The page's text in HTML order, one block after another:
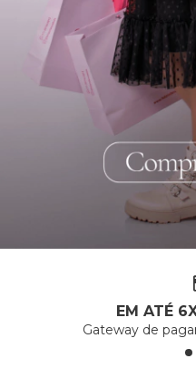
EM ATÉ
Gateway de